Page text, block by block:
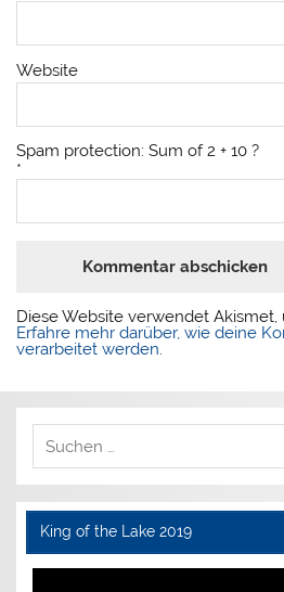
Website
Spam protection: Sum of 2 + 10 ?
*
Diese Website verwendet Akismet,
Erfahre mehr darüber, wie deine
verarbeitet werden.
King of the Lake 2019
Video-